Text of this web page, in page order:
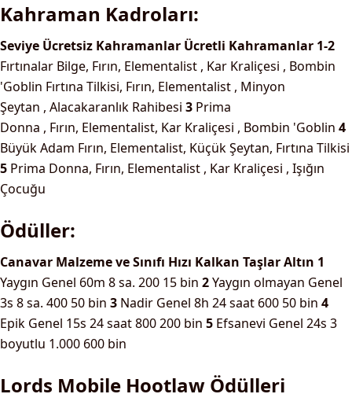
Kahraman Kadroları:
Seviye Ücretsiz Kahramanlar Ücretli Kahramanlar 1-2
Fırtınalar Bilge, Fırın, Elementalist , Kar Kraliçesi , Bombin
'Goblin Fırtına Tilkisi, Fırın, Elementalist , Minyon
Şeytan , Alacakaranlık Rahibesi 3 Prima
Donna , Fırın, Elementalist, Kar Kraliçesi , Bombin 'Goblin 4
Büyük Adam Fırın, Elementalist, Küçük Şeytan, Fırtına Tilkisi
5 Prima Donna, Fırın, Elementalist , Kar Kraliçesi , Işığın
Çocuğu
Ödüller:
Canavar Malzeme ve Sınıfı Hızı Kalkan TaşlarAltın 1
Yaygın Genel 60m 8 sa. 200 15 bin 2Yaygın olmayan Genel
3s 8 sa. 400 50 bin 3 Nadir Genel 8h 24 saat 600 50 bin 4
Epik Genel 15s 24 saat800200 bin 5 Efsanevi Genel 24s 3
boyutlu 1.000 600 bin
Lords Mobile Hootlaw Ödülleri